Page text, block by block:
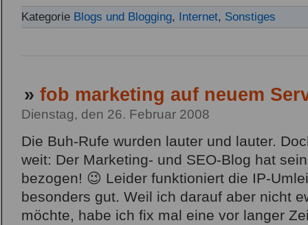
Kategorie Blogs und Blogging, Internet, Sonstiges
» fob marketing auf neuem
Dienstag, den 26. Februar 2008
Die Buh-Rufe wurden lauter und lauter.
weit: Der Marketing- und SEO-Blog hat
bezogen! 😉 Leider funktioniert die IP-
besonders gut. Weil ich darauf aber nicht
möchte, habe ich fix mal eine vor langer